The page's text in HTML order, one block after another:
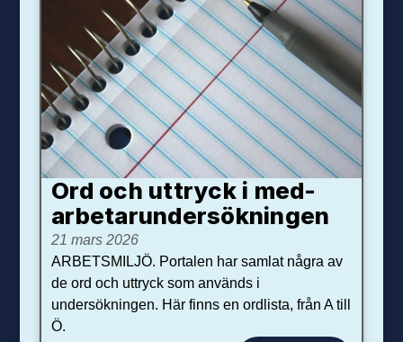
Ord och uttryck i med­­
arbetar­­under­sökningen
21 mars 2026
ARBETSMILJÖ. Portalen har samlat några av
de ord och uttryck som används i
undersökningen. Här finns en ordlista, från A till
Ö.